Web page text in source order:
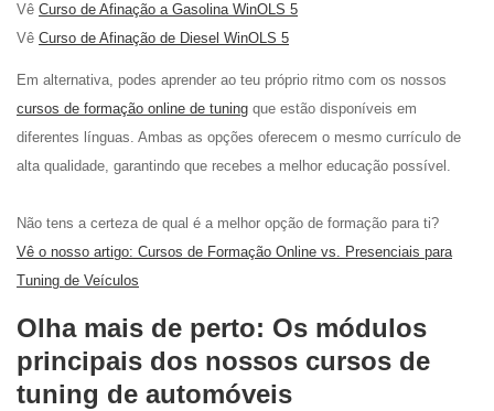
Vê Curso de Afinação a Gasolina WinOLS 5
Vê Curso de Afinação de Diesel WinOLS 5
Em alternativa, podes aprender ao teu próprio ritmo com os nossos
cursos de formação online de tuning que estão disponíveis em
diferentes línguas. Ambas as opções oferecem o mesmo currículo de
alta qualidade, garantindo que recebes a melhor educação possível.
Não tens a certeza de qual é a melhor opção de formação para ti?
Vê o nosso artigo: Cursos de Formação Online vs. Presenciais para
Tuning de Veículos
Olha mais de perto: Os módulos
principais dos nossos cursos de
tuning de automóveis